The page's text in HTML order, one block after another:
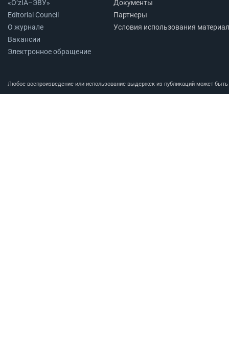
«O‘zIA–ЭВУ»
Editorial Council
О журнале
Вакансии
Электронное обращение
Документы
Партнеры
Условия использования
Любое воспроизведение или использование выдержек из публикаций может